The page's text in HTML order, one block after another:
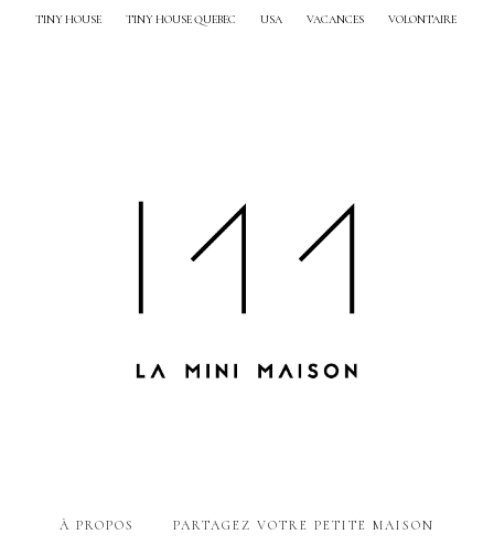
TINY HOUSE TINY HOUSE QUEBEC USA VACANCES VOLONTAIRE
À PROPOS PARTAGEZ VOTRE PETITE MAISON